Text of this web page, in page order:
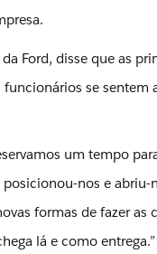
Ford, disse que as
se sentem
um tempo
nos e abriu-
formas de fazer as
lá e como entrega.”